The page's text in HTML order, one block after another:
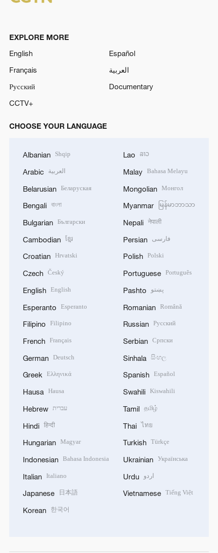
EXPLORE MORE
English
Español
Français
العربية
Русский
Documentary
CCTV+
CHOOSE YOUR LANGUAGE
Albanian Shqip
Arabic العربية
Belarusian Беларуская
Bengali বাংলা
Bulgarian Български
Cambodian ខ្មែរ
Croatian Hrvatski
Czech Český
English English
Esperanto Esperanto
Filipino Filipino
French Français
German Deutsch
Greek Ελληνικά
Hausa Hausa
Hebrew עברית
Hindi हिन्दी
Hungarian Magyar
Indonesian Bahasa Indonesia
Italian Italiano
Japanese 日本語
Korean 한국어
Lao ລາວ
Malay Bahasa Melayu
Mongolian Монгол
Myanmar မြန်မာဘာသာ
Nepali नेपाली
Persian فارسی
Polish Polski
Portuguese Português
Pashto پښتو
Romanian Română
Russian Русский
Serbian Српски
Sinhala සිංහල
Spanish Español
Swahili Kiswahili
Tamil தமிழ்
Thai ไทย
Turkish Türkçe
Ukrainian Українська
Urdu اردو
Vietnamese Tiếng Việt